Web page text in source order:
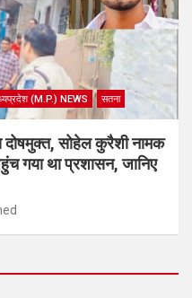
(M.P.) NEWS सतना
सोहेल कुरैशी नामक
गया था प्रशासन, जानिए